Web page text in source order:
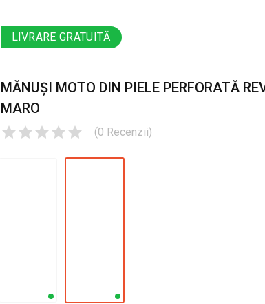
LIVRARE GRATUITĂ
MĂNUȘI MOTO DIN PIELE PERFORATĂ
MARO
(0 Recenzii)